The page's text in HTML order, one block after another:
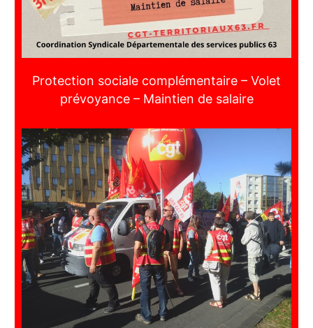
Protection sociale complémentaire – Volet
prévoyance – Maintien de salaire